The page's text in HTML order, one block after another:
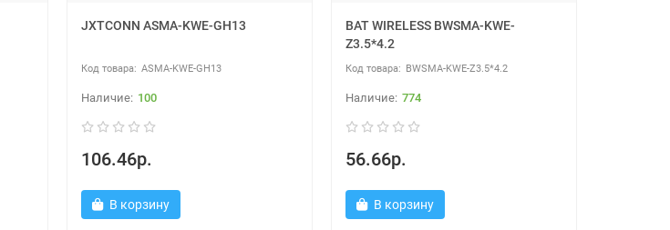
JXTCONN ASMA-KWE-GH13
ASMA-KWE-GH13
100
106.46р.
В корзину
BAT WIRELESS BWSMA-KWE-
Z3.5*4.2
BWSMA-KWE-Z3.5*4.2
774
56.66р.
В корзину